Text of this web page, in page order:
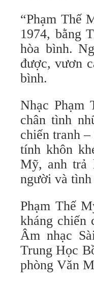
“Phạm Thế
1974, bằng
hòa bình.
được, vươn
bình.
Nhạc Phạm
chân tình
chiến tranh
tính khôn
Mỹ, anh trả
người và
Phạm Thế
kháng chiến
Âm nhạc
Trung Học
phòng Văn